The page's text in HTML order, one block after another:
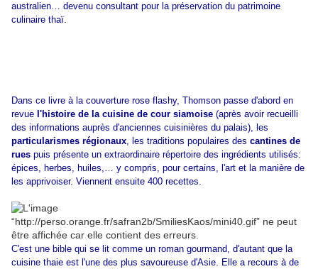
australien… devenu consultant pour la préservation du patrimoine
culinaire thaï.
Dans ce livre à la couverture rose flashy, Thomson passe d'abord en
revue l'histoire de la cuisine de cour siamoise (après avoir recueilli
des informations auprès d'anciennes cuisinières du palais), les
particularismes régionaux, les traditions populaires des cantines de
rues puis présente un extraordinaire répertoire des ingrédients utilisés:
épices, herbes, huiles,… y compris, pour certains, l'art et la manière de
les apprivoiser. Viennent ensuite 400 recettes.
C'est une bible qui se lit comme un roman gourmand, d'autant que la
cuisine thaie est l'une des plus savoureuse d'Asie. Elle a recours à de